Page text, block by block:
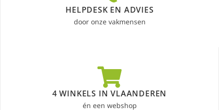
HELPDESK EN ADVIES
door onze vakmensen
4 WINKELS IN VLAANDEREN
én een webshop